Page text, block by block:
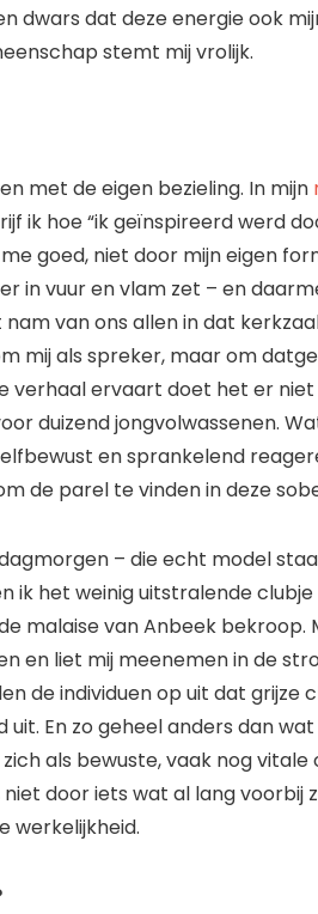
dwars dat deze energie ook
stemt mij vrolijk.
met de eigen bezieling. In mijn
ik hoe “ik geïnspireerd werd
goed, niet door mijn eigen
in vuur en vlam zet – en
van ons allen in dat
mij als spreker, maar om
verhaal ervaart doet het er
duizend jongvolwassenen.
en sprankelend
de parel te vinden in deze
– die echt model
ik het weinig uitstralende
malaise van Anbeek bekroop.
en liet mij meenemen in de
de individuen op uit dat grijze
En zo geheel anders dan
als bewuste, vaak nog vitale
door iets wat al lang voorbij
werkelijkheid.